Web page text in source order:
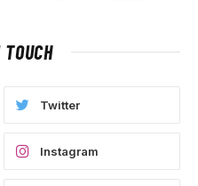
Twitter
Instagram